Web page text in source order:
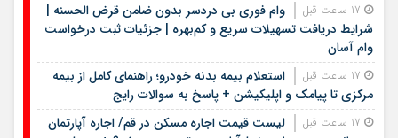
وام فوری بی دردسر بدون ضامن قرض الحسنه |
شرایط دریافت تسهیلات سریع و کم‌بهره | جزئیات ثبت درخواست
وام آسان
استعلام بیمه بدنه خودرو؛ راهنمای کامل از بیمه
مرکزی تا پیامک و اپلیکیشن + پاسخ به سوالات رایج
لیست قیمت اجاره مسکن در قم/ اجاره آپارتمان